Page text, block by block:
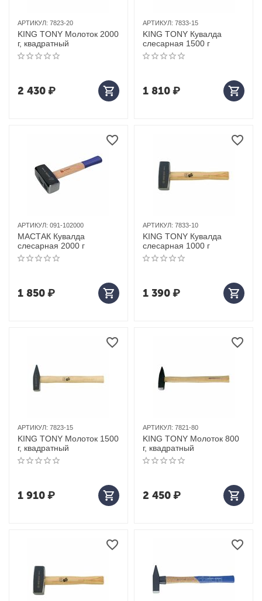
АРТИКУЛ: 7823-20
KING TONY Молоток 2000
г, квадратный
2 430₽
АРТИКУЛ: 7833-15
KING TONY Кувалда
слесарная 1500 г
1 810₽
АРТИКУЛ: 091-102000
МАСТАК Кувалда
слесарная 2000 г
1 850₽
АРТИКУЛ: 7833-10
KING TONY Кувалда
слесарная 1000 г
1 390₽
АРТИКУЛ: 7823-15
KING TONY Молоток 1500
г, квадратный
1 910₽
АРТИКУЛ: 7821-80
KING TONY Молоток 800
г, квадратный
2 450₽